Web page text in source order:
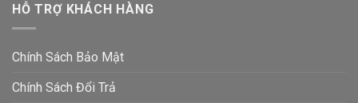
HỖ TRỢ KHÁCH HÀNG
Chính Sách Bảo Mật
Chính Sách Đổi Trả